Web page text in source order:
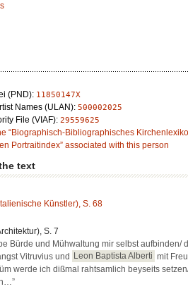
(PND): 11850147X
Names (ULAN): 500002025
File (VIAF): 29559625
“Biographisch-Bibliographisches
Portraitindex” associated with this person
text
Künstler), S. 68
S. 7
Bürde und Mühwaltung mir selbst aufbinden/
Vitruvius und Leon Baptista Alberti mit
werde ich dißmal rahtsamlich beyseits